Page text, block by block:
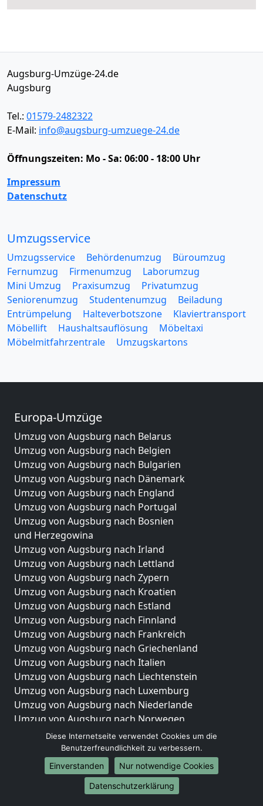
Augsburg-Umzüge-24.de
Augsburg
Tel.: 01579-2482322
E-Mail: info@augsburg-umzuege-24.de
Öffnungszeiten: Mo - Sa: 06:00 - 18:00 Uhr
Impressum
Datenschutz
Umzugsservice
Umzugsservice Behördenumzug
Büroumzug
Fernumzug
Firmenumzug
Laborumzug
Mini Umzug
Praxisumzug
Privatumzug
Seniorenumzug
Studentenumzug
Beiladung
Entrümpelung
Halteverbotszone
Klaviertransport
Möbellift
Haushaltsauflösung
Möbeltaxi
Möbelmitfahrzentrale
Umzugskartons
Europa-Umzüge
Umzug von Augsburg nach Belarus
Umzug von Augsburg nach Belgien
Umzug von Augsburg nach Bulgarien
Umzug von Augsburg nach Dänemark
Umzug von Augsburg nach England
Umzug von Augsburg nach Portugal
Umzug von Augsburg nach Bosnien
und Herzegowina
Umzug von Augsburg nach Irland
Umzug von Augsburg nach Lettland
Umzug von Augsburg nach Zypern
Umzug von Augsburg nach Kroatien
Umzug von Augsburg nach Estland
Umzug von Augsburg nach Finnland
Umzug von Augsburg nach Frankreich
Umzug von Augsburg nach Griechenland
Umzug von Augsburg nach Italien
Umzug von Augsburg nach Liechtenstein
Umzug von Augsburg nach Luxemburg
Umzug von Augsburg nach Niederlande
Umzug von Augsburg nach Norwegen
Umzüge-Deutschlandweit
Umzug von Augsburg nach Berlin
Umzug von Augsburg nach Hamburg
Umzug von Augsburg nach München
Diese Internetseite verwendet Cookies um die
Benutzerfreundlichkeit zu verbessern.
Einverstanden
Nur notwendige Cookies
Datenschutzerklärung